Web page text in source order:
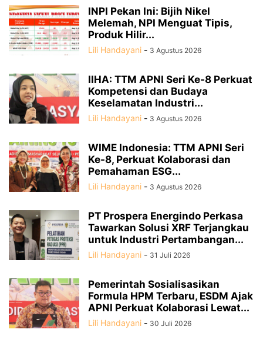
INPI Pekan Ini: Bijih Nikel
Melemah, NPI Menguat Tipis,
Produk Hilir...
Lili Handayani - 3 Agustus 2026
IIHA: TTM APNI Seri Ke-8 Perkuat
Kompetensi dan Budaya
Keselamatan Industri...
Lili Handayani - 3 Agustus 2026
WIME Indonesia: TTM APNI Seri
Ke-8, Perkuat Kolaborasi dan
Pemahaman ESG...
Lili Handayani - 3 Agustus 2026
PT Prospera Energindo Perkasa
Tawarkan Solusi XRF Terjangkau
untuk Industri Pertambangan...
Lili Handayani - 31 Juli 2026
Pemerintah Sosialisasikan
Formula HPM Terbaru, ESDM Ajak
APNI Perkuat Kolaborasi Lewat...
Lili Handayani - 30 Juli 2026